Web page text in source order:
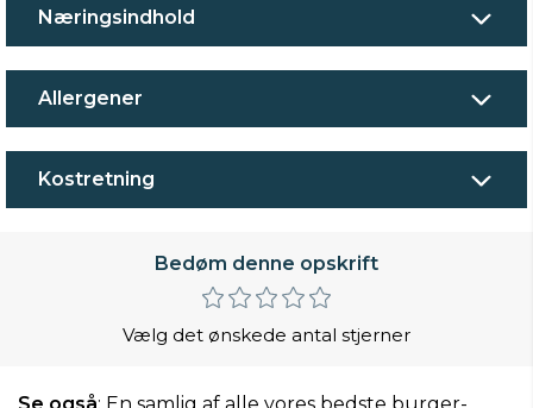
Næringsindhold
Allergener
Kostretning
Bedøm denne opskrift
Vælg det ønskede antal stjerner